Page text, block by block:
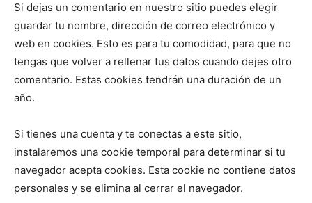
Si dejas un comentario en nuestro sitio puedes elegir
guardar tu nombre, dirección de correo electrónico y
web en cookies. Esto es para tu comodidad, para que no
tengas que volver a rellenar tus datos cuando dejes otro
comentario. Estas cookies tendrán una duración de un
año.
Si tienes una cuenta y te conectas a este sitio,
instalaremos una cookie temporal para determinar si tu
navegador acepta cookies. Esta cookie no contiene datos
personales y se elimina al cerrar el navegador.